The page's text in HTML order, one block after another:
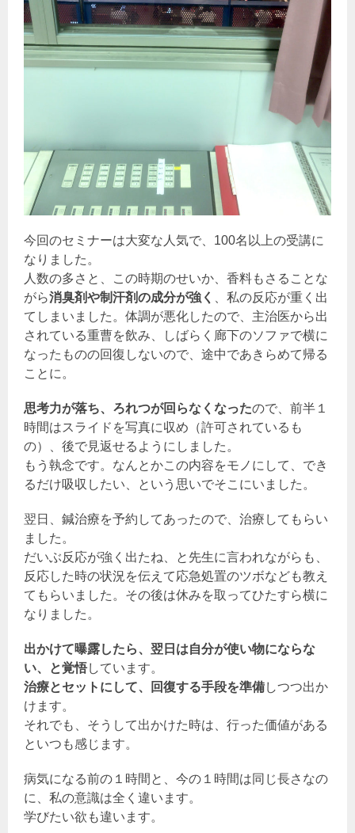
今回のセミナーは大変な人気で、100名以上の受講に
なりました。
人数の多さと、この時期のせいか、香料もさることな
がら消臭剤や制汗剤の成分が強く
、私の反応が重く出
てしまいました。体調が悪化したので、主治医から出
されている重曹を飲み、しばらく廊下のソファで横に
なったものの回復しないので、途中であきらめて帰る
ことに。
思考力が落ち、ろれつが回らなくなったので、前半１
時間はスライドを写真に収め（許可されているも
の）、後で見返せるようにしました。
もう執念です。なんとかこの内容をモノにして、でき
るだけ吸収したい、という思いでそこにいました。
翌日、鍼治療を予約してあったので、治療してもらい
ました。
だいぶ反応が強く出たね、と先生に言われながらも、
反応した時の状況を伝えて応急処置のツボなども教え
てもらいました。その後は休みを取ってひたすら横に
なりました。
出かけて曝露したら、翌日は自分が使い物にならな
い、と覚悟しています。
治療とセットにして、回復する手段を準備しつつ出か
けます。
それでも、そうして出かけた時は、行った価値がある
といつも感じます。
病気になる前の１時間と、今の１時間は同じ長さなの
に、私の意識は全く違います。
学びたい欲も違います。